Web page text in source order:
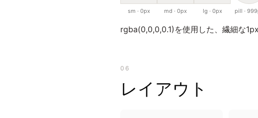
sm · 0px md · 0px lg · 0px pill ·
rgba(0,0,0,0.1)を使用した、繊細な
06
レイアウト